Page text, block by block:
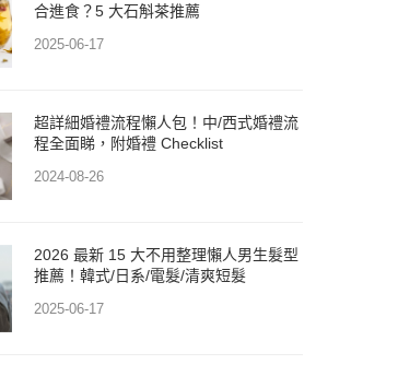
合進食？5 大石斛茶推薦
2025-06-17
超詳細婚禮流程懶人包！中/西式婚禮流
程全面睇，附婚禮 Checklist
2024-08-26
2026 最新 15 大不用整理懶人男生髮型
推薦！韓式/日系/電髮/清爽短髮
2025-06-17